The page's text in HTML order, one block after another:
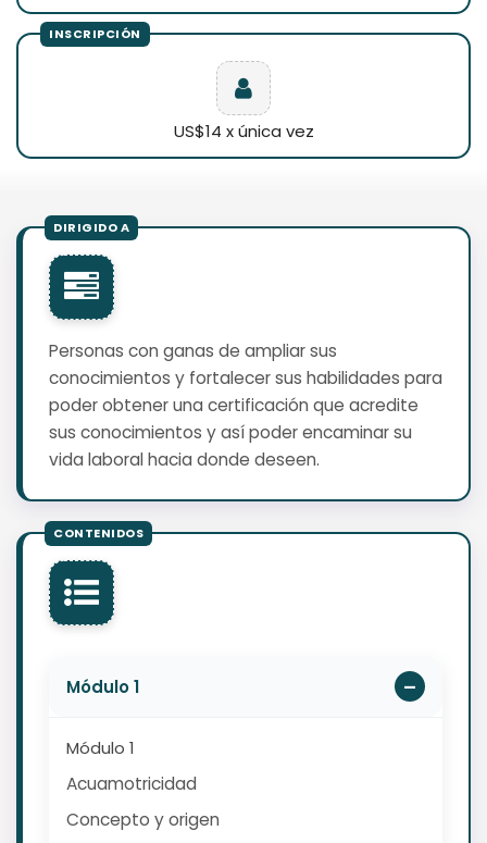
US$14 x única vez
Personas con ganas de ampliar sus
conocimientos y fortalecer sus habilidades para
poder obtener una certificación que acredite
sus conocimientos y así poder encaminar su
vida laboral hacia donde deseen.
Módulo 1
Módulo 1
Acuamotricidad
Concepto y origen